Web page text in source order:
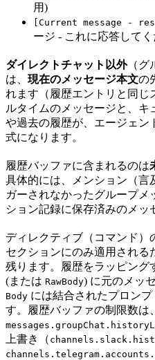
用)
[Current message -
ージ - これに応答して
ダイレクトチャット以外（グ
は、 現在のメッセージ本文の
れます（履歴エントリと同じ
ルタイムのメッセージと、
や過去の履歴が、エージェン
式になります。
履歴バッファに含まれるのは
具体的には、メンション（言
ガーされなかったグループメ
ション記録に保存済みのメッ
ディレクティブ（コマンド）
セクションにのみ適用される
残ります。履歴をラッピング
(または RawBody) に元のメッ
Body には結合されたプロン
す。履歴バッファの制限数は
上書き（